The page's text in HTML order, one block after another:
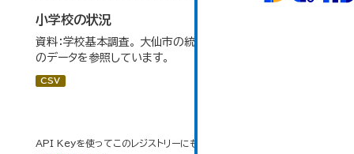
小学校の状況
資料：学校基本調査。 大仙市の統計「14-3 小学校の状況」
のデータを参照しています。
CSV
API Keyを使ってこのレジストリーにもアクセス可能です